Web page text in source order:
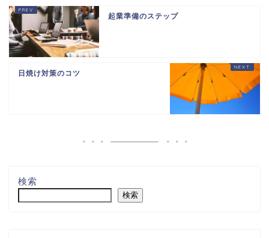
起業準備のステップ
日焼け対策のコツ
検索
検索